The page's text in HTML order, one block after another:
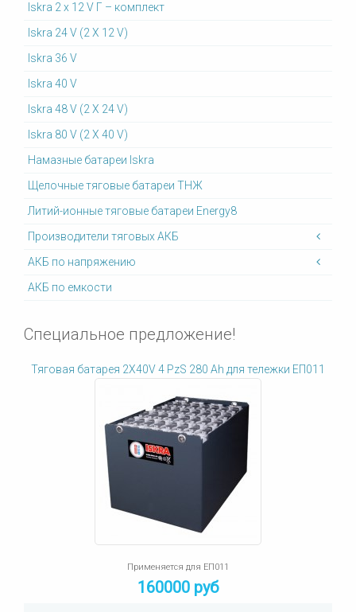
Iskra 2 x 12 V Г – комплект
Iskra 24 V (2 X 12 V)
Iskra 36 V
Iskra 40 V
Iskra 48 V (2 X 24 V)
Iskra 80 V (2 X 40 V)
Намазные батареи Iskra
Щелочные тяговые батареи ТНЖ
Литий-ионные тяговые батареи Energy8
Производители тяговых АКБ
АКБ по напряжению
АКБ по емкости
Специальное предложение!
Тяговая батарея 2X40V 4 PzS 280 Ah для тележки ЕП011
Применяется для ЕП011
160000 руб